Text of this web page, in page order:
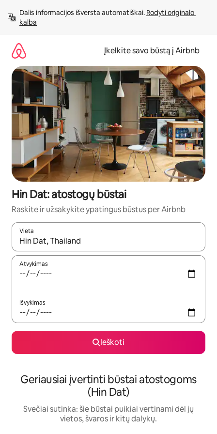
prie
turinio
Dalis informacijos išversta automatiškai. Rodyti originalo
kalba
Įkelkite savo būstą į Airbnb
Hin Dat: atostogų būstai
Raskite ir užsakykite ypatingus būstus per Airbnb
Vieta
Kai pasirodys paieškos rezultatai, juos naršyti galite
Atvykimas
Išvykimas
Ieškoti
Geriausiai įvertinti būstai atostogoms
(Hin Dat)
Svečiai sutinka: šie būstai puikiai vertinami dėl jų
vietos, švaros ir kitų dalykų.